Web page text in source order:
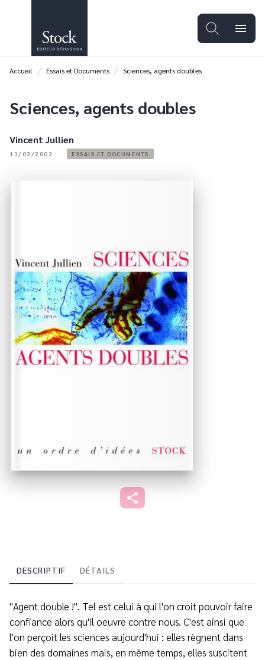
PIED DE PAGE
menu
Accueil / Essais et Documents / Sciences, agents doubles
Sciences, agents doubles
Vincent Jullien
13/03/2002 ESSAIS ET DOCUMENTS
DESCRIPTIF DÉTAILS
"Agent double !". Tel est celui à qui l'on croit pouvoir faire
confiance alors qu'il oeuvre contre nous. C'est ainsi que
l'on perçoit les sciences aujourd'hui : elles règnent dans
bien des domaines mais, en même temps, elles suscitent